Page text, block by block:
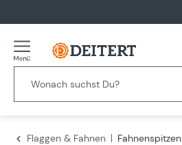
Flaggen & Fahnen
Fahnenspitzen